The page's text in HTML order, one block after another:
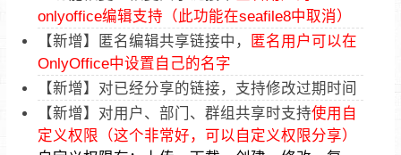
onlyoffice编辑支持（此功能在seafile8中取消）
【新增】匿名编辑共享链接中，
匿名用户可以在
OnlyOffice中设置自己的名字
【新增】对已经分享的链接，支持修改过期时间
【新增】对用户、部门、群组共享时支持使用自
定义权限（这个非常好，可以自定义权限分享）